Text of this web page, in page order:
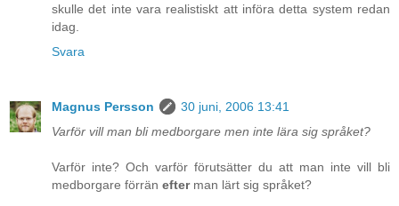
skulle det inte vara realistiskt att införa detta system redan
idag.
Svara
Magnus Persson
30 juni, 2006 13:41
Varför vill man bli medborgare men inte lära sig språket?
Varför inte? Och varför förutsätter du att man inte vill bli
medborgare förrän efterman lärt sig språket?